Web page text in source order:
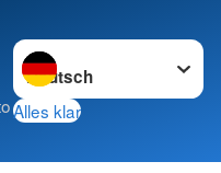
Sprache wechseln zu
Alles klar